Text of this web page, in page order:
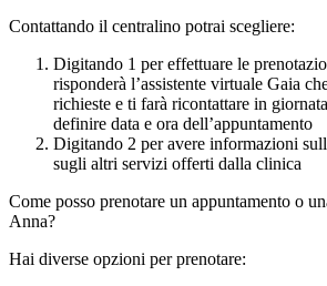
Contattando il centralino potrai scegliere:
Digitando 1 per effettuare le
risponderà l’assistente virtuale Gaia
richieste e ti farà ricontattare in
definire data e ora dell’appuntamento
Digitando 2 per avere informazioni
sugli altri servizi offerti dalla clinica
Come posso prenotare un appuntamento o
Anna?
Hai diverse opzioni per prenotare: